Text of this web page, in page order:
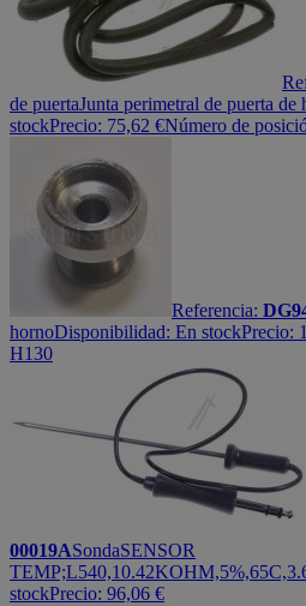
de puertaJunta perimetral de puerta de
stockPrecio: 75,62 €Número de
Referencia:
hornoDisponibilidad: En stockPrecio:
H130
00019ASondaSENSOR
stockPrecio: 96,06 €